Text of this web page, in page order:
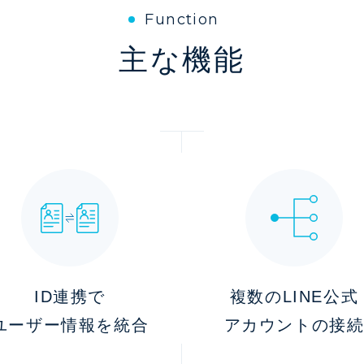
Function
主な機能
ID連携で
ーザー情報を統合
複数のLINE公式
アカウントの接続